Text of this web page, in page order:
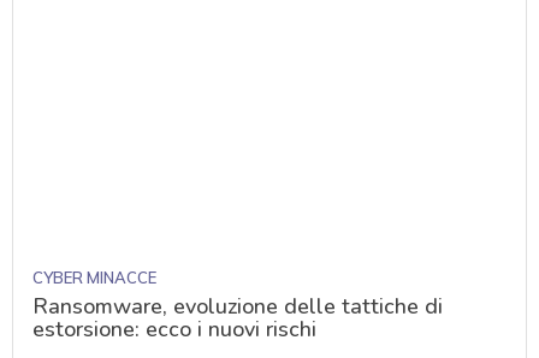
CYBER MINACCE
Ransomware, evoluzione delle tattiche di
estorsione: ecco i nuovi rischi